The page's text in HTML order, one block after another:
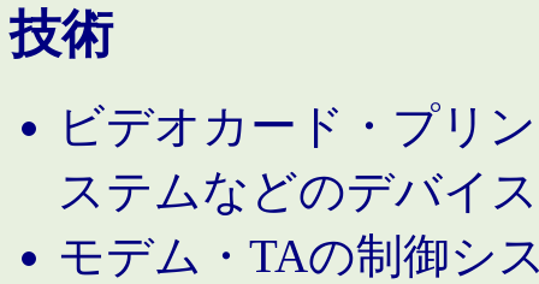
技術
ビデオカード・プリ
ステムなどのデバイ
モデム・TAの制御シ